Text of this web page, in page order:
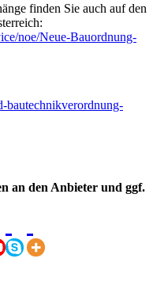
finden Sie auch auf den
noe/Neue-Bauordnung-
bautechnikverordnung-
an den Anbieter und ggf.